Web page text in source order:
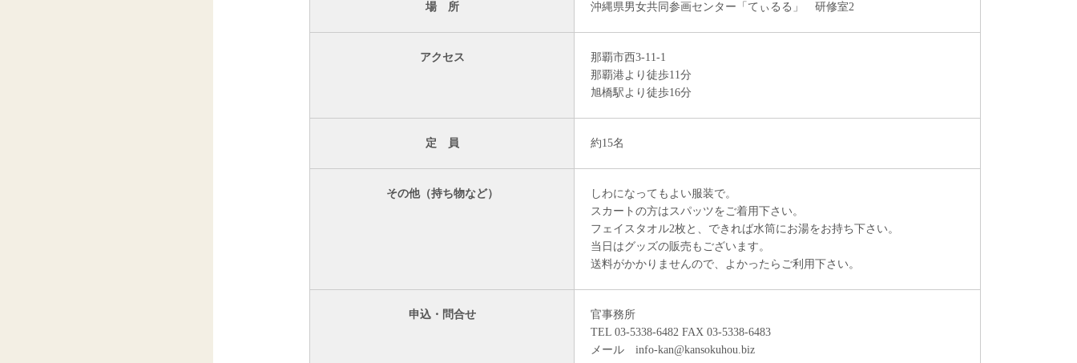
場 所 沖縄県男女共同参画センター「てぃるる」 研修室2
アクセス
那覇市西3-11-1
那覇港より徒歩11分
旭橋駅より徒歩16分
定 員 約15名
その他（持ち物など）
しわになってもよい服装で。
スカートの方はスパッツをご着用下さい。
フェイスタオル2枚と、できれば水筒にお湯をお持ち下さい。
当日はグッズの販売もございます。
送料がかかりませんので、よかったらご利用下さい。
申込・問合せ
官事務所
TEL 03-5338-6482 FAX 03-5338-6483
メール info-kan@kansokuhou.biz